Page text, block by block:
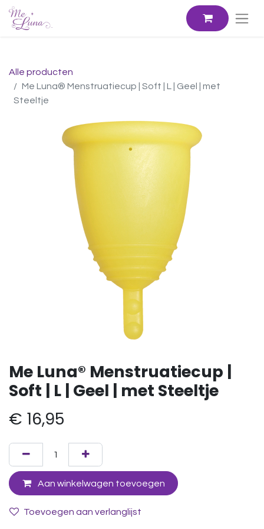
Alle producten
Me Luna® Menstruatiecup | Soft | L | Geel | met
Steeltje
Me Luna® Menstruatiecup |
Soft | L | Geel | met Steeltje
€ 16,95
Aan winkelwagen toevoegen
Toevoegen aan verlanglijst